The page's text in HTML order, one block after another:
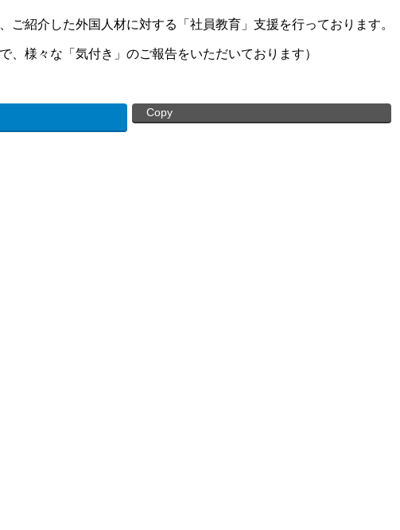
紹介した外国人材に対する「社員教育」支援を行っております。
様々な「気付き」のご報告をいただいております）
Copy